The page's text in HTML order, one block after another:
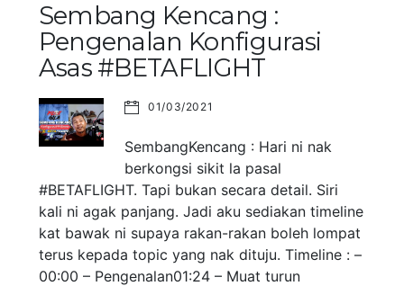
Sembang Kencang :
Pengenalan Konfigurasi
Asas #BETAFLIGHT
01/03/2021
SembangKencang : Hari ni nak
berkongsi sikit la pasal
#BETAFLIGHT. Tapi bukan secara detail. Siri
kali ni agak panjang. Jadi aku sediakan timeline
kat bawak ni supaya rakan-rakan boleh lompat
terus kepada topic yang nak dituju. Timeline : –
00:00 – Pengenalan01:24 – Muat turun